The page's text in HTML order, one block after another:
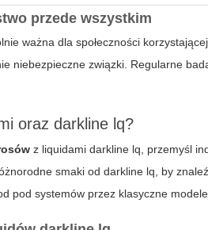
przede wszystkim
ważna dla społeczności
niebezpieczne związki. Regularne
oraz darkline lq?
z liquidami darkline lq, przemyśl
smaki oddarkline lq , by
pod systemów przez klasyczne